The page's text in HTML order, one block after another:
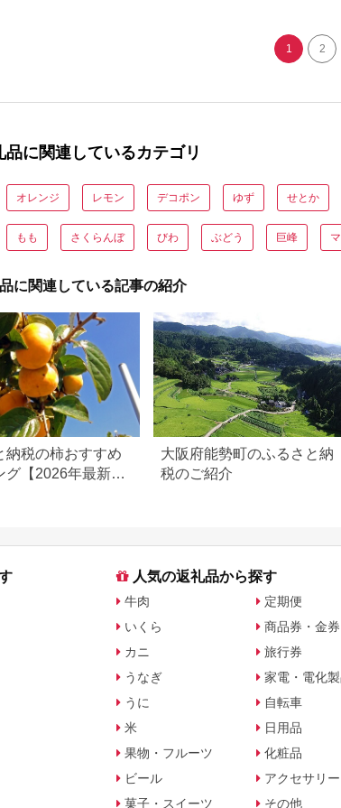
1 2
品に関連しているカテゴリ
オレンジ レモン デコポン ゆず せとか
もも さくらんぼ びわ ぶどう 巨峰
に関連している記事の紹介
納税の柿おすすめ
グ【2026年最新
大阪府能勢町のふるさと納
税のご紹介
人気の返礼品から探す
牛肉
いくら
カニ
うなぎ
うに
米
果物・フルーツ
ビール
菓子・スイーツ
定期便
商品券・金券
旅行券
家電・電化
自転車
日用品
化粧品
アクセサリー
その他